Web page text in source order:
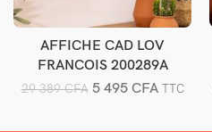
Ajouter au panier
AFFICHE CAD LOV
FRANCOIS 200289A
29 389CFA 5 495 CFA TTC